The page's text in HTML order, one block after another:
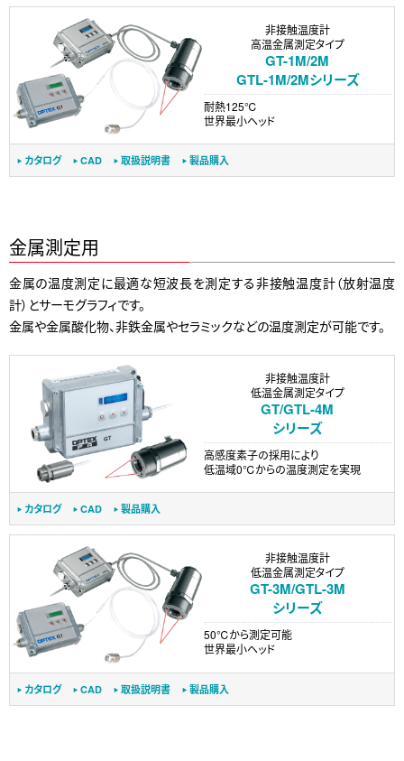
非接触温度計
高温金属測定タイプ
GT-1M/2M
GTL-1M/2Mシリーズ
耐熱125℃
世界最小ヘッド
カタログ CAD 取扱説明書 製品購入
金属測定用
金属の温度測定に最適な短波長を測定する非接触温度計（放射温度
計）とサーモグラフィです。
金属や金属酸化物、非鉄金属やセラミックなどの温度測定が可能です。
非接触温度計
低温金属測定タイプ
GT/GTL-4M
シリーズ
高感度素子の採用により
低温域0℃からの温度測定を実現
カタログ CAD 製品購入
非接触温度計
低温金属測定タイプ
GT-3M/GTL-3M
シリーズ
50℃から測定可能
世界最小ヘッド
カタログ CAD 取扱説明書 製品購入